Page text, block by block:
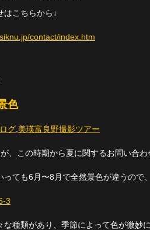
はこちらから↓
contact/index.htm
色
グ 美瑛富良野撮影ツアー
、この時期から夏に関するお問い合
っても6月〜8月で全然景色が違うので
な種類があり、季節によって色が微妙に